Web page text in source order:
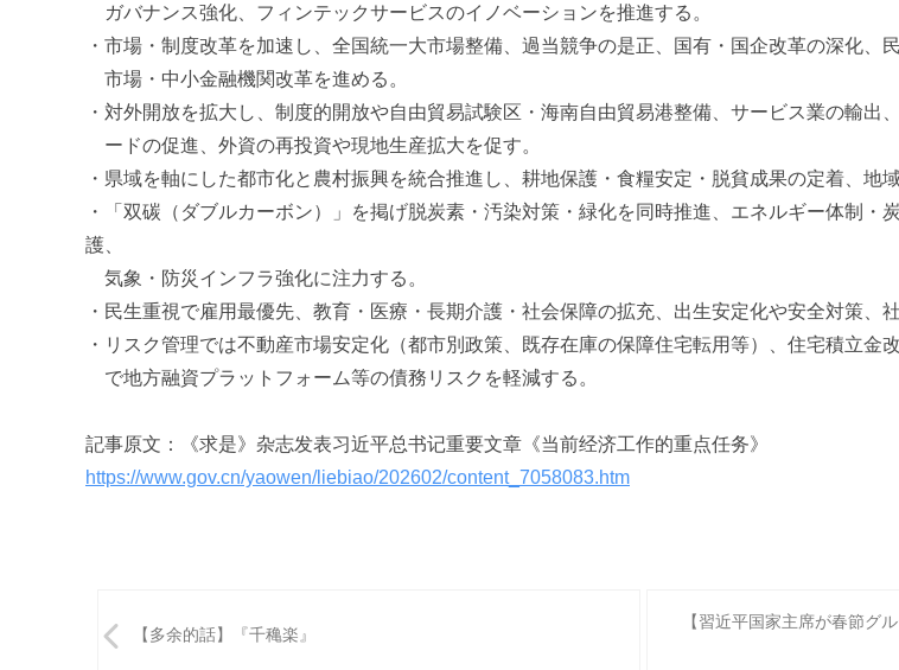
j
c
i
p
ガバナンス強化、フィンテックサービスのイノベーションを推進する。
・市場・制度改革を加速し、全国統一大市場整備、過当競争の是正、国有・国企改革の深化、
市場・中小金融機関改革を進める。
・対外開放を拡大し、制度的開放や自由貿易試験区・海南自由貿易港整備、サービス業の輸出
ードの促進、外資の再投資や現地生産拡大を促す。
・県域を軸にした都市化と農村振興を統合推進し、耕地保護・食糧安定・脱貧成果の定着、地
・「双碳（ダブルカーボン）」を掲げ脱炭素・汚染対策・緑化を同時推進、エネルギー体制・
護、
気象・防災インフラ強化に注力する。
・民生重視で雇用最優先、教育・医療・長期介護・社会保障の拡充、出生安定化や安全対策、
・リスク管理では不動産市場安定化（都市別政策、既存在庫の保障住宅転用等）、住宅積立金
で地方融資プラットフォーム等の債務リスクを軽減する。
記事原文：《求是》杂志发表习近平总书记重要文章《当前经济工作的重点任务》
https://www.gov.cn/yaowen/liebiao/202602/content_7058083.htm
稿
【多余的話】『千穐楽』
【習近平国家主席が春節グ